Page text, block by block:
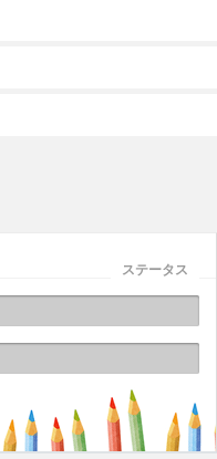
ステータス